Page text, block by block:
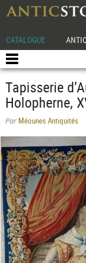
CATALOGUE
Tapisserie
Holopherne,
ParMéounes Antiquités